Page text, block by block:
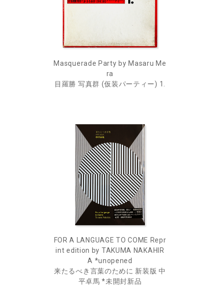
Masquerade Party by Masaru Me
ra
目羅勝 写真群 (仮装パーティー) 1.
FOR A LANGUAGE TO COME Repr
int edition by TAKUMA NAKAHIR
A *unopened
来たるべき言葉のために 新装版 中
平卓馬 *未開封新品